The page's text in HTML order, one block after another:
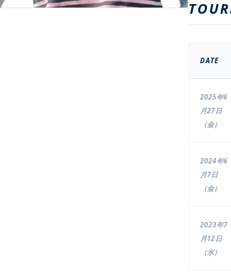
DATE
2025年6
月27日
（金）
2024年6
月7日
（金）
2023年7
月12日
（水）